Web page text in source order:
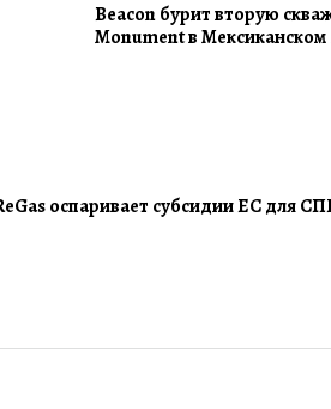
Beacon бурит вторую
Monument в Мексиканском
оспаривает субсидии ЕС для